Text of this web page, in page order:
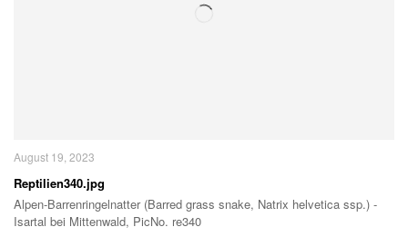
August 19, 2023
Reptilien340.jpg
Alpen-Barrenringelnatter (Barred grass snake, Natrix helvetica ssp.) -
Isartal bei Mittenwald, PicNo. re340